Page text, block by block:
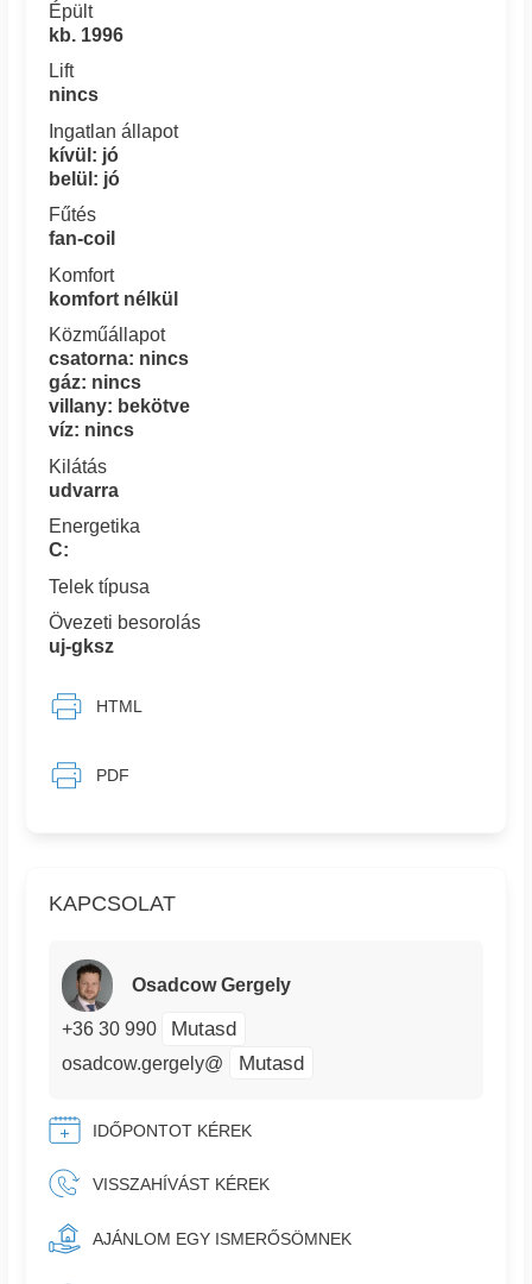
KAPCSOLAT
Osadcow Gergely
+36 30 990 Mutasd
osadcow.gergely@ Mutasd
IDŐPONTOT KÉREK
VISSZAHÍVÁST KÉREK
AJÁNLOM EGY ISMERŐSÖMNEK
Épült
kb. 1996
Lift
nincs
Ingatlan állapot
kívül: jó
belül: jó
Fűtés
fan-coil
Komfort
komfort nélkül
Közműállapot
csatorna: nincs
gáz: nincs
villany: bekötve
víz: nincs
Kilátás
udvarra
Energetika
C:
Telek típusa
Övezeti besorolás
uj-gksz
HTML
PDF